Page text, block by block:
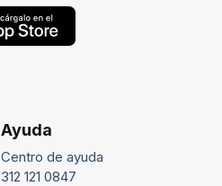
Ayuda
Centro de ayuda
312 121 0847